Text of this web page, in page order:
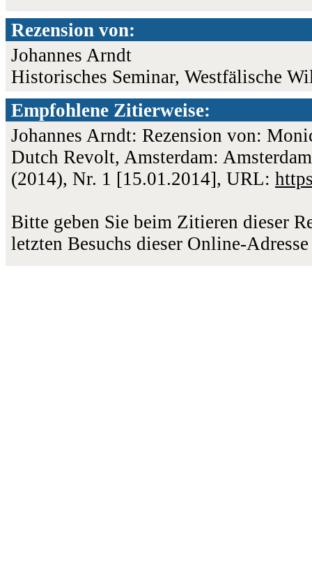
Rezension von:
Johannes Arndt
Historisches Seminar, Westfälische
Empfohlene Zitierweise:
Johannes Arndt: Rezension von:
Dutch Revolt, Amsterdam:
(2014), Nr. 1 [15.01.2014], URL:
Bitte geben Sie beim Zitieren dieser
letzten Besuchs dieser Online-Adresse